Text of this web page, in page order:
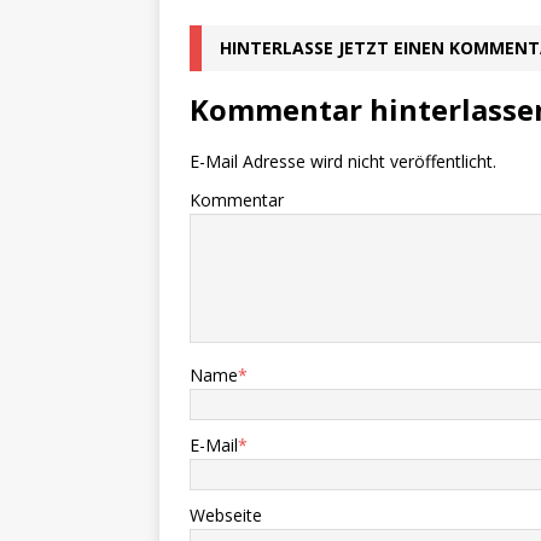
HINTERLASSE JETZT EINEN
Kommentar
E-Mail Adresse wird nicht veröffentlicht.
Kommentar
Name*
E-Mail*
Webseite